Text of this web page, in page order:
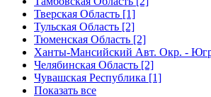
Тверская Область [1]
Тульская Область [2]
Тюменская Область [2]
Ханты-Мансийский Авт. Окр. -
Челябинская Область [2]
Чувашская Республика [1]
Показать все